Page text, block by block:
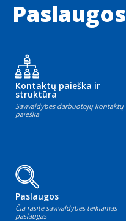
Paslaugos
Kontaktų paieška ir
struktūra
Savivaldybės darbuotojų kontaktų
paieška
Paslaugos
Čia rasite savivaldybės teikiamas
paslaugas